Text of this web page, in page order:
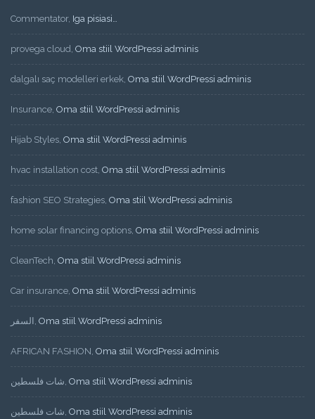
Commentator, Iga pisiasi…
provega cloud, Oma stiil WordPressi adminis
dalgalı saç modelleri erkek, Oma stiil WordPressi adminis
Insurance, Oma stiil WordPressi adminis
Hijab Styles, Oma stiil WordPressi adminis
hvac installation cost, Oma stiil WordPressi adminis
fashion SEO Strategies, Oma stiil WordPressi adminis
home solar financing options, Oma stiil WordPressi adminis
CleanTech, Oma stiil WordPressi adminis
Car insurance, Oma stiil WordPressi adminis
السفر , Oma stiil WordPressi adminis
AFRICAN FASHION, Oma stiil WordPressi adminis
شات فلسطين, Oma stiil WordPressi adminis
شات فلسطين, Oma stiil WordPressi adminis